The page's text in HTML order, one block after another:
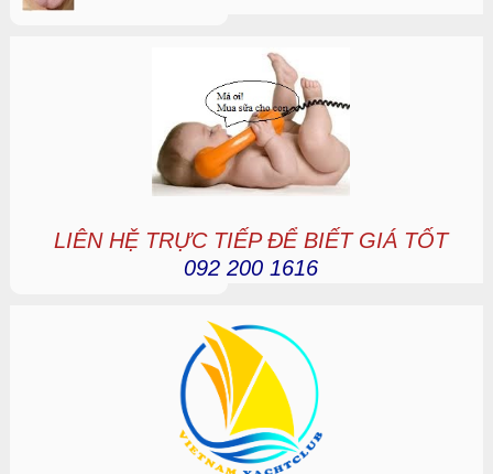
LIÊN HỆ TRỰC TIẾP ĐỂ BIẾT GIÁ TỐT
092 200 1616